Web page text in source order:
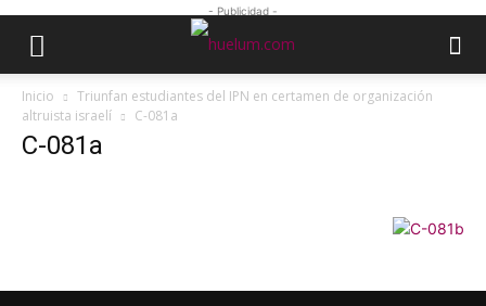
- Publicidad -
Inicio
Triunfan estudiantes del IPN en certamen de organización
altruista israelí
C-081a
C-081a